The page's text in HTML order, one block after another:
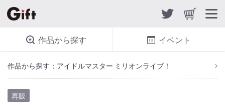
作品から探す イベント
作品から探す：アイドルマスター ミリオンライブ！
再販